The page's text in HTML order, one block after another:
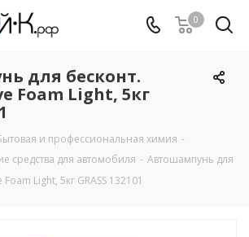
0
для бесконт.
Foam Light, 5кг
и профессиональная химия -
средства для автомобиля - Автошампунь для
Light, 5кг GRASS 132101